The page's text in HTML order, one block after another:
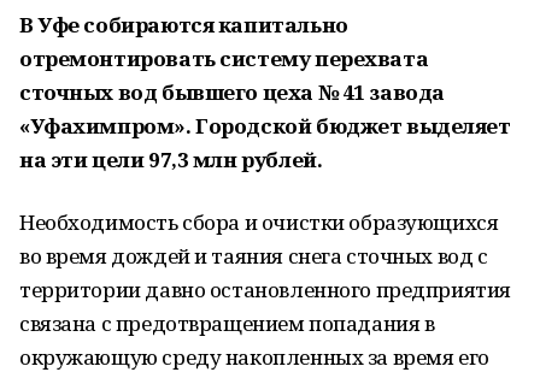
В Уфе собираются капитально
отремонтировать систему перехвата
сточных вод бывшего цеха № 41 завода
«Уфахимпром». Городской бюджет выделяет
на эти цели 97,3 млн рублей.
Необходимость сбора и очистки образующихся
во время дождей и таяния снега сточных вод с
территории давно остановленного предприятия
связана с предотвращением попадания в
окружающую среду накопленных за время его